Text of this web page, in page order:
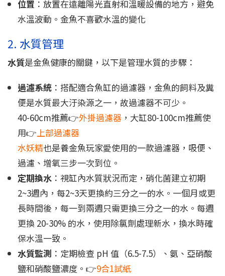
位置 ：放置在遠離陽光直射和溫暖設備的地方，避免
水溫波動。金魚不喜歡水溫的變化
2. 水質管理
水質是金魚健康的關鍵，以下是管理水質的步驟：
過濾系統 ：搭配適合魚缸的過濾器，金魚的飼料及糞
便是水質最大汙染源之一，故過濾器不可少。
40-60cm推薦👉外掛過濾器 ，大缸80-100cm推薦使
用👉 上部過濾器
水妖精也是養金魚玩家愛使用的一款過濾器，吸便、
過濾、增氧三步一次到位。
定期換水 ：視缸內水質狀況而定，硝化菌建立初期
2~3週內，每2~3天更換約三分之一的水。一個月或更
長時間後，每一到兩週只需更換三分之一的水。每週
更換 20-30% 的水，使用除氯劑處理新水，換水時確
保水溫一致。
水質監測 ：定期檢查 pH 值（6.5-7.5）、氨、亞硝酸
鹽和硝酸鹽濃度。👉9合1試紙